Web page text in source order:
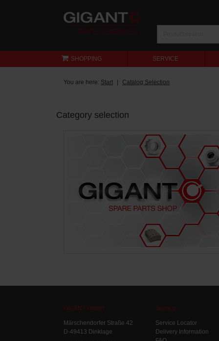
SHOPPING SERVICE
You are here: Start Catalog Selection
Category selection
GIGANT GmbH
Märschendorfer Straße 42
D-49413 Dinklage
Service
Service Locator
Delivery Information